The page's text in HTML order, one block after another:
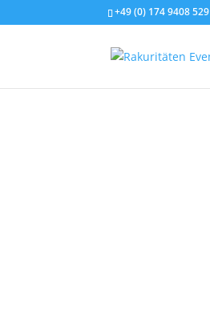
+49 (0) 174 9408 529